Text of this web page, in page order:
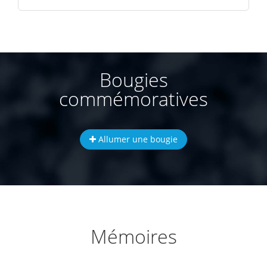
Bougies
commémoratives
Allumer une bougie
Mémoires